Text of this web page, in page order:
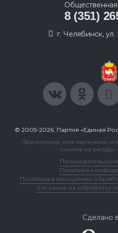
8 (351)
г. Челябинск, ул.
© 2005-2026, Партия «Единая
При полном или частичном
ссылка на ресурс
Политика
Политика в отношении
Согласие на обработку
Сделано